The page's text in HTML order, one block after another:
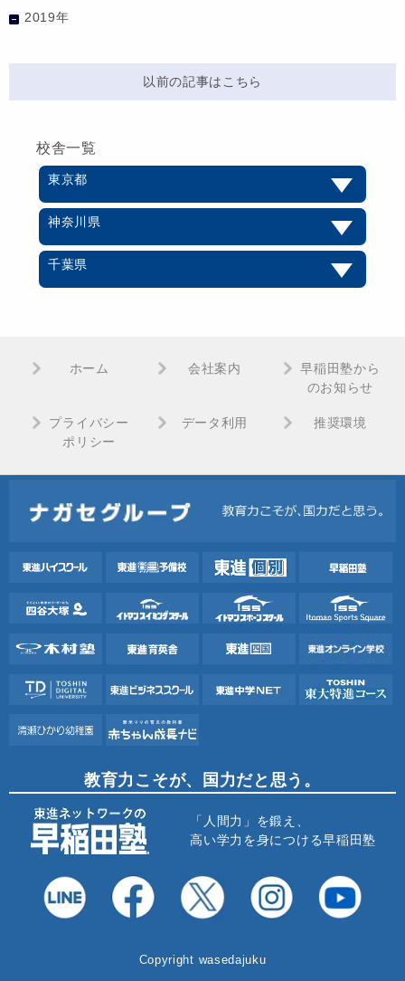
2019年
以前の記事はこちら
校舎一覧
東京都
神奈川県
千葉県
ホーム 会社案内
早稲田塾から
のお知らせ
プライバシー
ポリシー
データ利用 推奨環境
教育力こそが、国力だと思う。
「人間力」を鍛え、
高い学力を身につける早稲田塾
Copyright wasedajuku